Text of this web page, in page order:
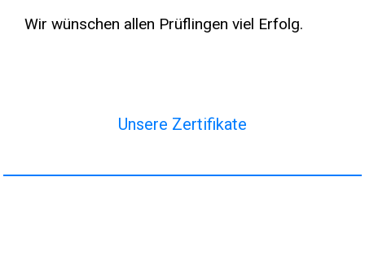
Wir wünschen allen Prüflingen viel Erfolg.
Unsere Zertifikate